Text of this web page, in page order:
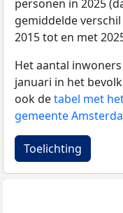
personen in 2025
gemiddelde
2015 tot en met
Het aantal
januari in het
ook detabel met
gemeente
Toelichting